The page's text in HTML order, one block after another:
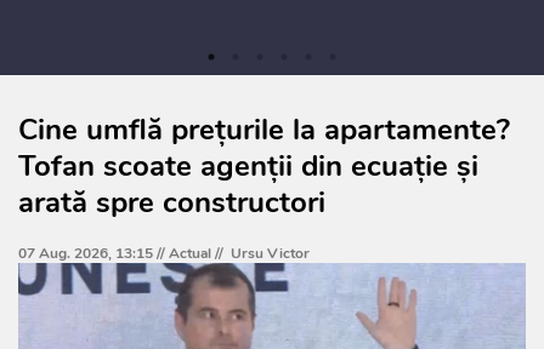
Cine umflă prețurile la apartamente?
Tofan scoate agenții din ecuație și
arată spre constructori
07 Aug. 2026, 13:15 //Actual// Ursu Victor